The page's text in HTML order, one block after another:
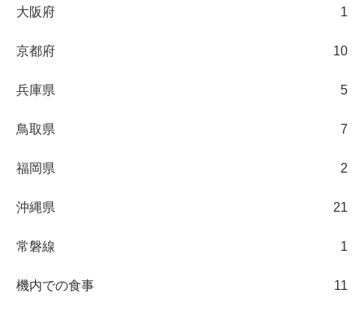
大阪府 1
京都府 10
兵庫県 5
鳥取県 7
福岡県 2
沖縄県 21
常磐線 1
機内での食事 11